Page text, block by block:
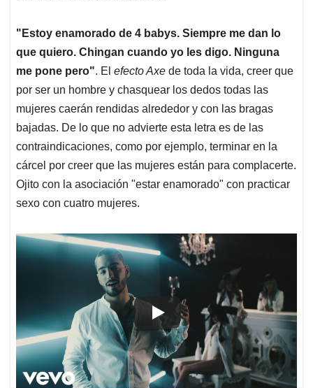
"Estoy enamorado de 4 babys. Siempre me dan lo
que quiero. Chingan cuando yo les digo. Ninguna
me pone pero". El efecto Axe de toda la vida, creer que
por ser un hombre y chasquear los dedos todas las
mujeres caerán rendidas alrededor y con las bragas
bajadas. De lo que no advierte esta letra es de las
contraindicaciones, como por ejemplo, terminar en la
cárcel por creer que las mujeres están para complacerte.
Ojito con la asociación "estar enamorado" con practicar
sexo con cuatro mujeres.